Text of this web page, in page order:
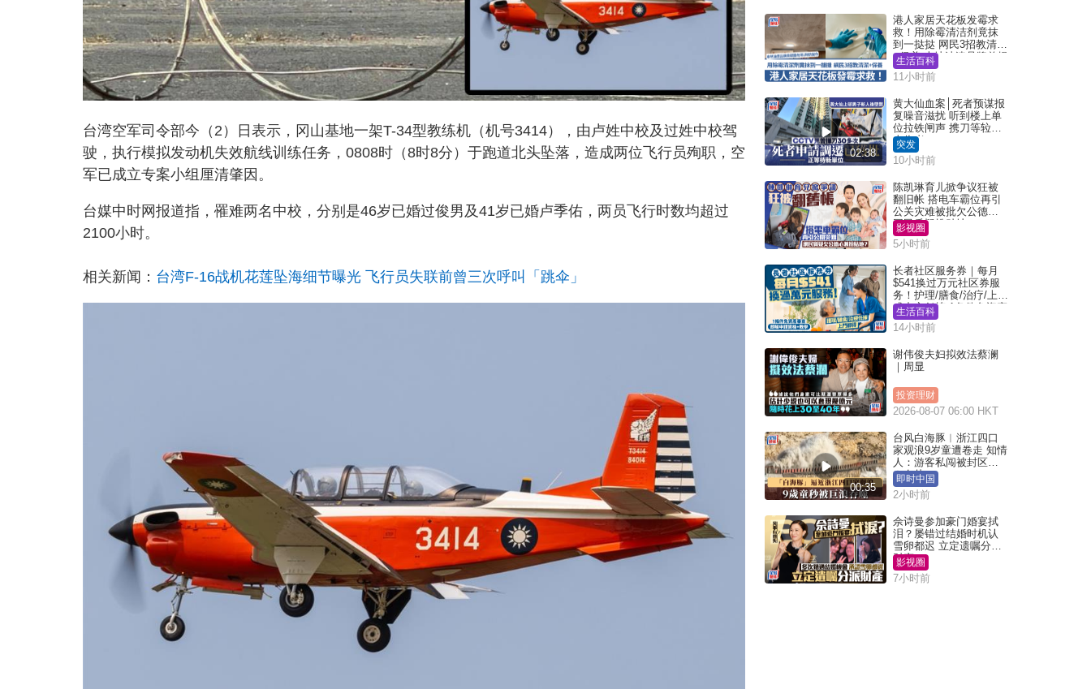
台湾空军司令部今（2）日表示，冈山基地一架T-34型教练机（机号3414），由卢姓中校及过姓中校驾
驶，执行模拟发动机失效航线训练任务，0808时（8时8分）于跑道北头坠落，造成两位飞行员殉职，空
军已成立专案小组厘清肇因。
台媒中时网报道指，罹难两名中校，分别是46岁已婚过俊男及41岁已婚卢季佑，两员飞行时数均超过
2100小时。
相关新闻： 台湾F-16战机花莲坠海细节曝光 飞行员失联前曾三次呼叫「跳伞」
港人家居天花板发霉求
救！用除霉清洁剂竟抹
到一挞挞 网民3招教清洁
+保养 本地油漆品牌曾提
醒勿用1物防变色
生活百科
11小时前
02:38
黄大仙血案│死者预谋报
复噪音滋扰 听到楼上单
位拉铁闸声 携刀等䢂伏
击伤者
突发
10小时前
陈凯琳育儿掀争议狂被
翻旧帐 搭电车霸位再引
公关灾难被批欠公德心
网民质疑扮贴地？
影视圈
5小时前
长者社区服务券｜每月
$541换过万元社区券服
务！护理/膳食/治疗/上门
或中心任拣 1条件免资产
审查（附申请资格及教
学）
生活百科
14小时前
谢伟俊夫妇拟效法蔡澜
｜周显
投资理财
2026-08-07 06:00 HKT
00:35
台风白海豚︱浙江四口
家观浪9岁童遭卷走 知情
人：游客私闯被封区域
︱有片
即时中国
2小时前
佘诗曼参加豪门婚宴拭
泪？屡错过结婚时机认
雪卵都迟 立定遗嘱分派
财产
影视圈
7小时前